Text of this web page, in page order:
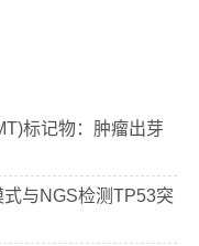
标记物：肿瘤出芽
与NGS检测TP53突